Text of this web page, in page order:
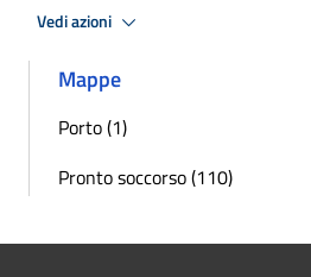
Vedi azioni
Mappe
Porto (1)
Pronto soccorso (110)